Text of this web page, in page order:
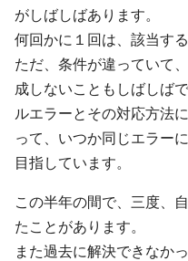
がしばしばあります。
何回かに１回は、該当す
ただ、条件が違っていて
成しないこともしばしば
ルエラーとその対応方法
って、いつか同じエラー
目指しています。
この半年の間で、三度、
たことがあります。
また過去に解決できなか